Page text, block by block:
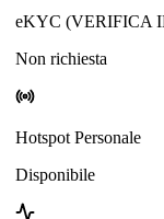
eKYC (VERIFICA
Non richiesta
Hotspot Personale
Disponibile